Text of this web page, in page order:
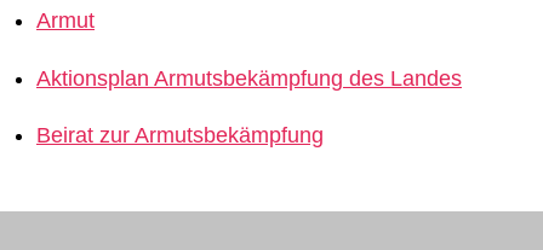
Armut
Aktionsplan Armutsbekämpfung des Landes
Beirat zur Armutsbekämpfung